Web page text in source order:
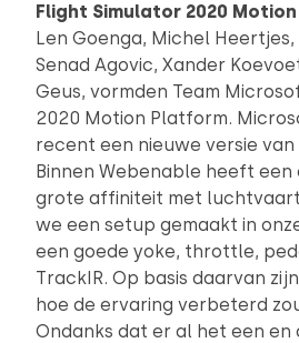
Flight Simulator 2020
Len Goenga, Michel
Senad Agovic, Xander
Geus, vormden Team
2020 Motion Platform.
recent een nieuwe versie van
Binnen Webenable heeft een
grote affiniteit met
we een setup gemaakt in
een goede yoke, throttle,
TrackIR. Op basis daarvan
hoe de ervaring verbeterd
Ondanks dat er al het een en